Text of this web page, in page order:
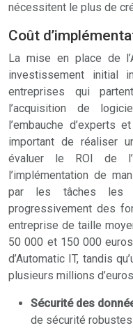
nécessitent le plus de
Coût
La mise en place de
investissement initial
entreprises qui
l’acquisition de
l’embauche d’experts
important de réaliser
évaluer le ROI de
l’implémentation de
par les tâches les
progressivement des
entreprise de taille
50 000 et 150 000
d’Automatic IT, tandis
plusieurs millions
Sécurité des
de sécurité